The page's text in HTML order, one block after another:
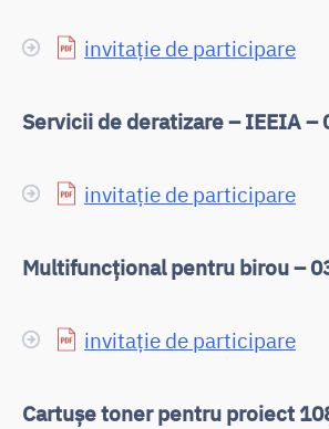
invitație de participare
Servicii de deratizare – IEEIA –
invitație de participare
Multifuncțional pentru birou –
invitație de participare
Cartușe toner pentru proiect